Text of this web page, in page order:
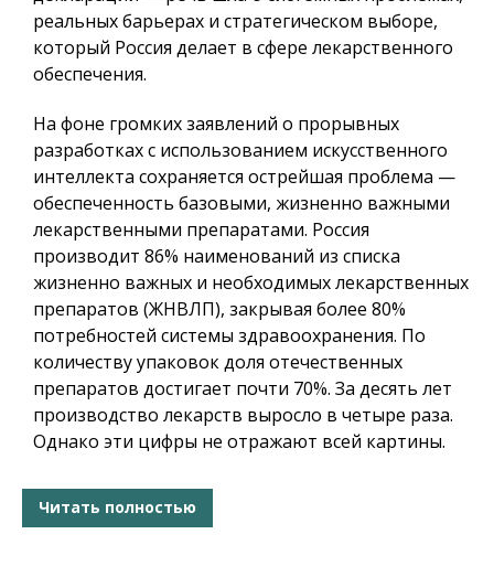
реальных барьерах и стратегическом выборе,
который Россия делает в сфере лекарственного
обеспечения.
На фоне громких заявлений о прорывных
разработках с использованием искусственного
интеллекта сохраняется острейшая проблема —
обеспеченность базовыми, жизненно важными
лекарственными препаратами. Россия
производит 86% наименований из списка
жизненно важных и необходимых лекарственных
препаратов (ЖНВЛП), закрывая более 80%
потребностей системы здравоохранения. По
количеству упаковок доля отечественных
препаратов достигает почти 70%. За десять лет
производство лекарств выросло в четыре раза.
Однако эти цифры не отражают всей картины.
Читать полностью